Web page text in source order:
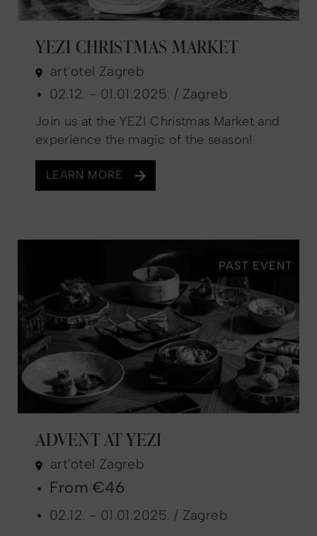
YEZI CHRISTMAS MARKET
art'otel Zagreb
02.12. - 01.01.2025. / Zagreb
Join us at the YEZI Christmas Market and
experience the magic of the season!
LEARN MORE
ADVENT AT YEZI
art'otel Zagreb
From €46
02.12. - 01.01.2025. / Zagreb
PAST EVENT